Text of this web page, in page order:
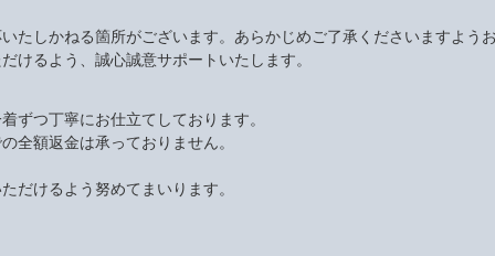
しかねる箇所がございます。あらかじめご了承くださいますようお
けるよう、誠心誠意サポートいたします。
ずつ丁寧にお仕立てしております。
全額返金は承っておりません。
だけるよう努めてまいります。